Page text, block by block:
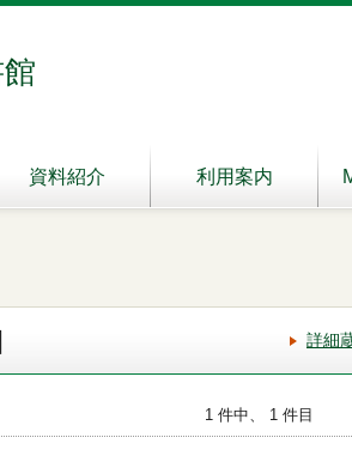
資料紹介 利用案内
詳細
1 件中、 1 件目